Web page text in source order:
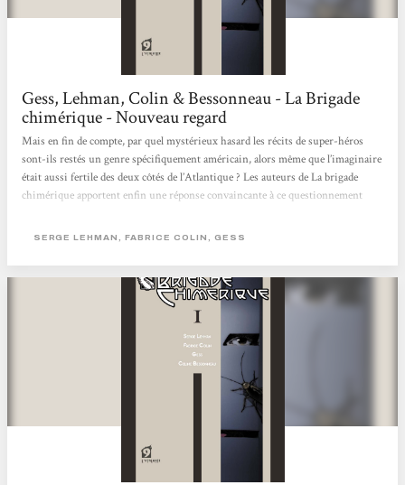
Gess, Lehman, Colin & Bessonneau - La Brigade
chimérique - Nouveau regard
Mais en fin de compte, par quel mystérieux hasard les récits de super-héros
sont-ils restés un genre spécifiquement américain, alors même que l’imaginaire
était aussi fertile des deux côtés de l’Atlantique ? Les auteurs de La brigade
chimérique apportent enfin une réponse convaincante à ce questionnement
et en expliquant pourquoi ils ont disparu à l’issue de la Deuxième Guerre
SERGE LEHMAN, FABRICE COLIN, GESS